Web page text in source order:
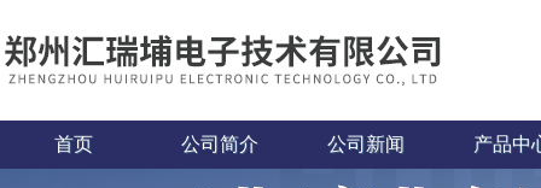
首页 公司简介 公司新闻 产品中